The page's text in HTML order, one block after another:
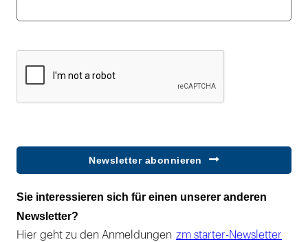
Newsletter abonnieren
Sie interessieren sich für einen unserer anderen
Newsletter?
Hier geht zu den Anmeldungen zm starter-Newsletter